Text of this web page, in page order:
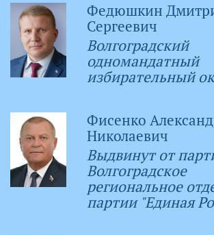
Федюшкин
Сергеевич
Волгоградский
одномандатный
избирательный
Фисенко
Николаевич
Выдвинут от
Волгоградское
региональное
партии "Единая